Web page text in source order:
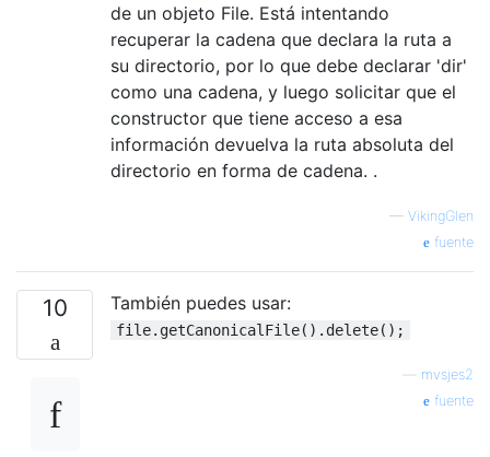
de un objeto File. Está intentando
recuperar la cadena que declara la ruta a
su directorio, por lo que debe declarar 'dir'
como una cadena, y luego solicitar que el
constructor que tiene acceso a esa
información devuelva la ruta absoluta del
directorio en forma de cadena. .
— VikingGlen
fuente
10 También puedes usar:
file.getCanonicalFile().delete();
mvsjes2
fuente